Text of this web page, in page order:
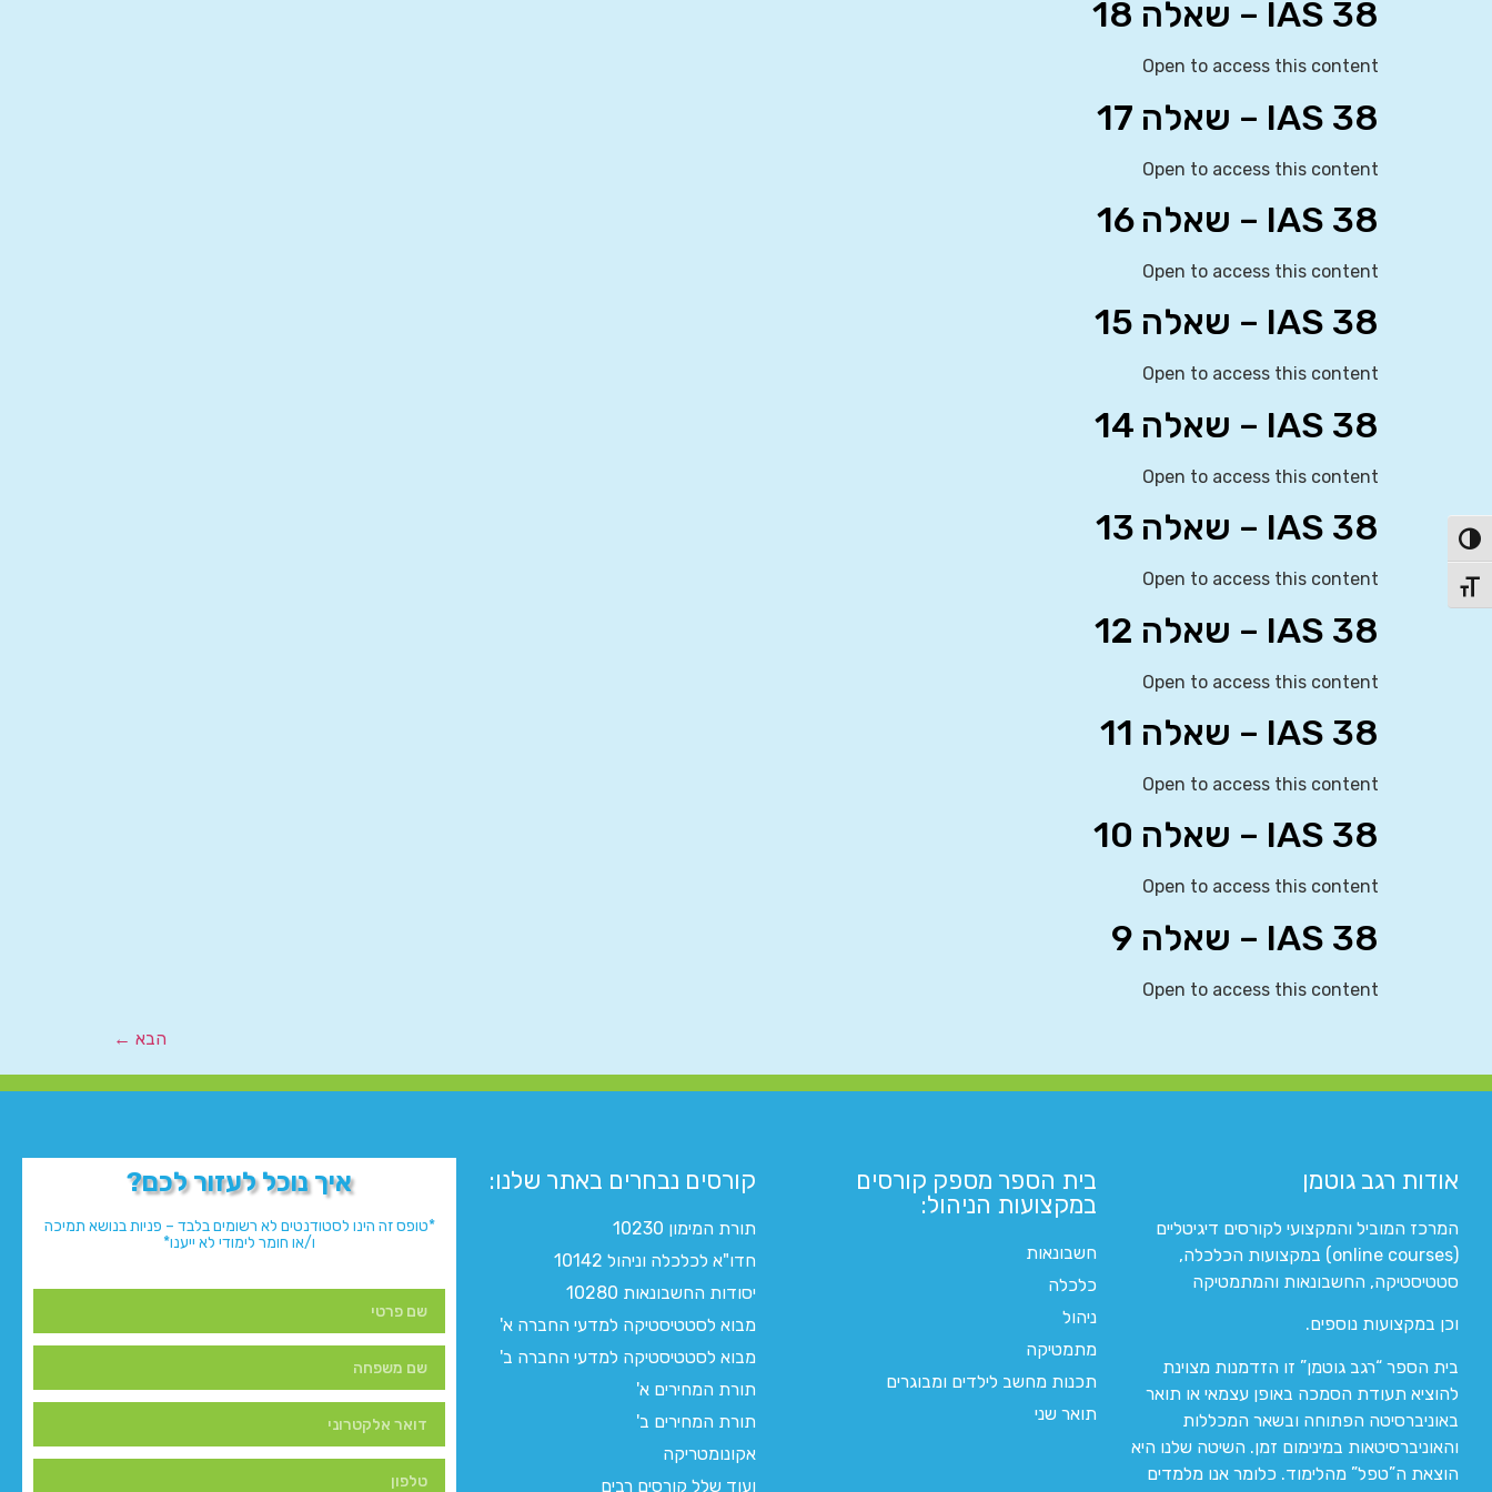
הפעל/כבה ניגודיות גבוהה
מתג גודל גופן
IAS 38 – שאלה 18
Open to access this content
IAS 38 – שאלה 17
Open to access this content
IAS 38 – שאלה 16
Open to access this content
IAS 38 – שאלה 15
Open to access this content
IAS 38 – שאלה 14
Open to access this content
IAS 38 – שאלה 13
Open to access this content
IAS 38 – שאלה 12
Open to access this content
IAS 38 – שאלה 11
Open to access this content
IAS 38 – שאלה 10
Open to access this content
IAS 38 – שאלה 9
Open to access this content
הבא ←
אודות רגב גוטמן
המרכז המוביל והמקצועי לקורסים דיגיטליים
(online courses) במקצועות הכלכלה,
סטטיסטיקה, החשבונאות והמתמטיקה
וכן במקצועות נוספים.
בית הספר “רגב גוטמן” זו הזדמנות מצוינת
להוציא תעודת הסמכה באופן עצמאי או תואר
באוניברסיטה הפתוחה ובשאר המכללות
והאוניברסיטאות במינימום זמן. השיטה שלנו היא
הוצאת ה”טפל” מהלימוד. כלומר אנו מלמדים
בית הספר מספק קורסים
במקצועות הניהול:
חשבונאות
כלכלה
ניהול
מתמטיקה
תכנות מחשב לילדים ומבוגרים
תואר שני
קורסים נבחרים באתר שלנו:​
תורת המימון 10230
חדו"א לכלכלה וניהול 10142
יסודות החשבונאות 10280
מבוא לסטטיסטיקה למדעי החברה א'
מבוא לסטטיסטיקה למדעי החברה ב'
תורת המחירים א'
תורת המחירים ב'
אקונומטריקה
ועוד שלל קורסים רבים
איך נוכל לעזור לכם?
*טופס זה הינו לסטודנטים לא רשומים בלבד – פניות בנושא תמיכה
ו/או חומר לימודי לא ייענו*